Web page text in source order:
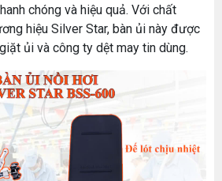
chóng và hiệu quả. Với chất
hiệu Silver Star, bàn ủi này được
ủi và công ty dệt may tin dùng.